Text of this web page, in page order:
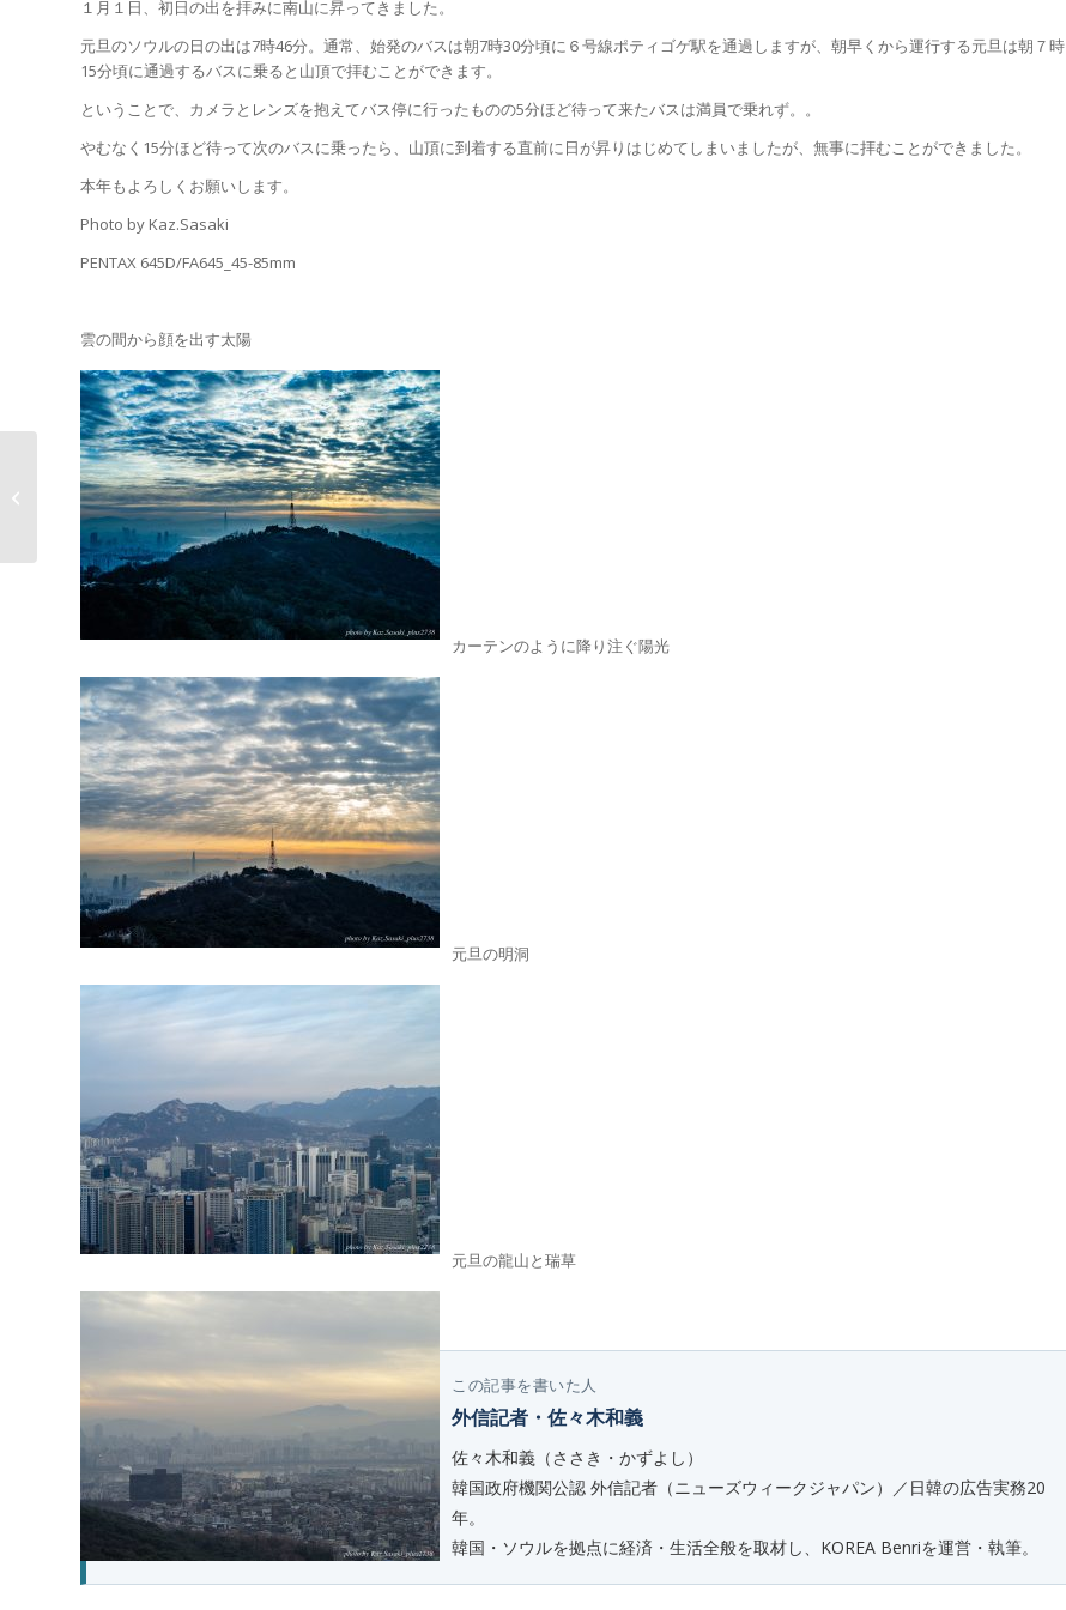
１月１日、初日の出を拝みに南山に昇ってきました。
元旦のソウルの日の出は7時46分。通常、始発のバスは朝7時30分頃に６号線ポティゴゲ駅を通過しますが、朝早くから運行する元旦は朝７時
15分頃に通過するバスに乗ると山頂で拝むことができます。
ということで、カメラとレンズを抱えてバス停に行ったものの5分ほど待って来たバスは満員で乗れず。。
やむなく15分ほど待って次のバスに乗ったら、山頂に到着する直前に日が昇りはじめてしまいましたが、無事に拝むことができました。
本年もよろしくお願いします。
Photo by Kaz.Sasaki
PENTAX 645D/FA645_45-85mm
雲の間から顔を出す太陽
カーテンのように降り注ぐ陽光
元旦の明洞
元旦の龍山と瑞草
この記事を書いた人
外信記者・佐々木和義
佐々木和義（ささき・かずよし）
韓国政府機関公認 外信記者（ニューズウィークジャパン）／日韓の広告実務20
年。
韓国・ソウルを拠点に経済・生活全般を取材し、KOREA Benriを運営・執筆。
Newsweek 日韓関係の
悪化が懸念されるが、
韓国の世論は冷...